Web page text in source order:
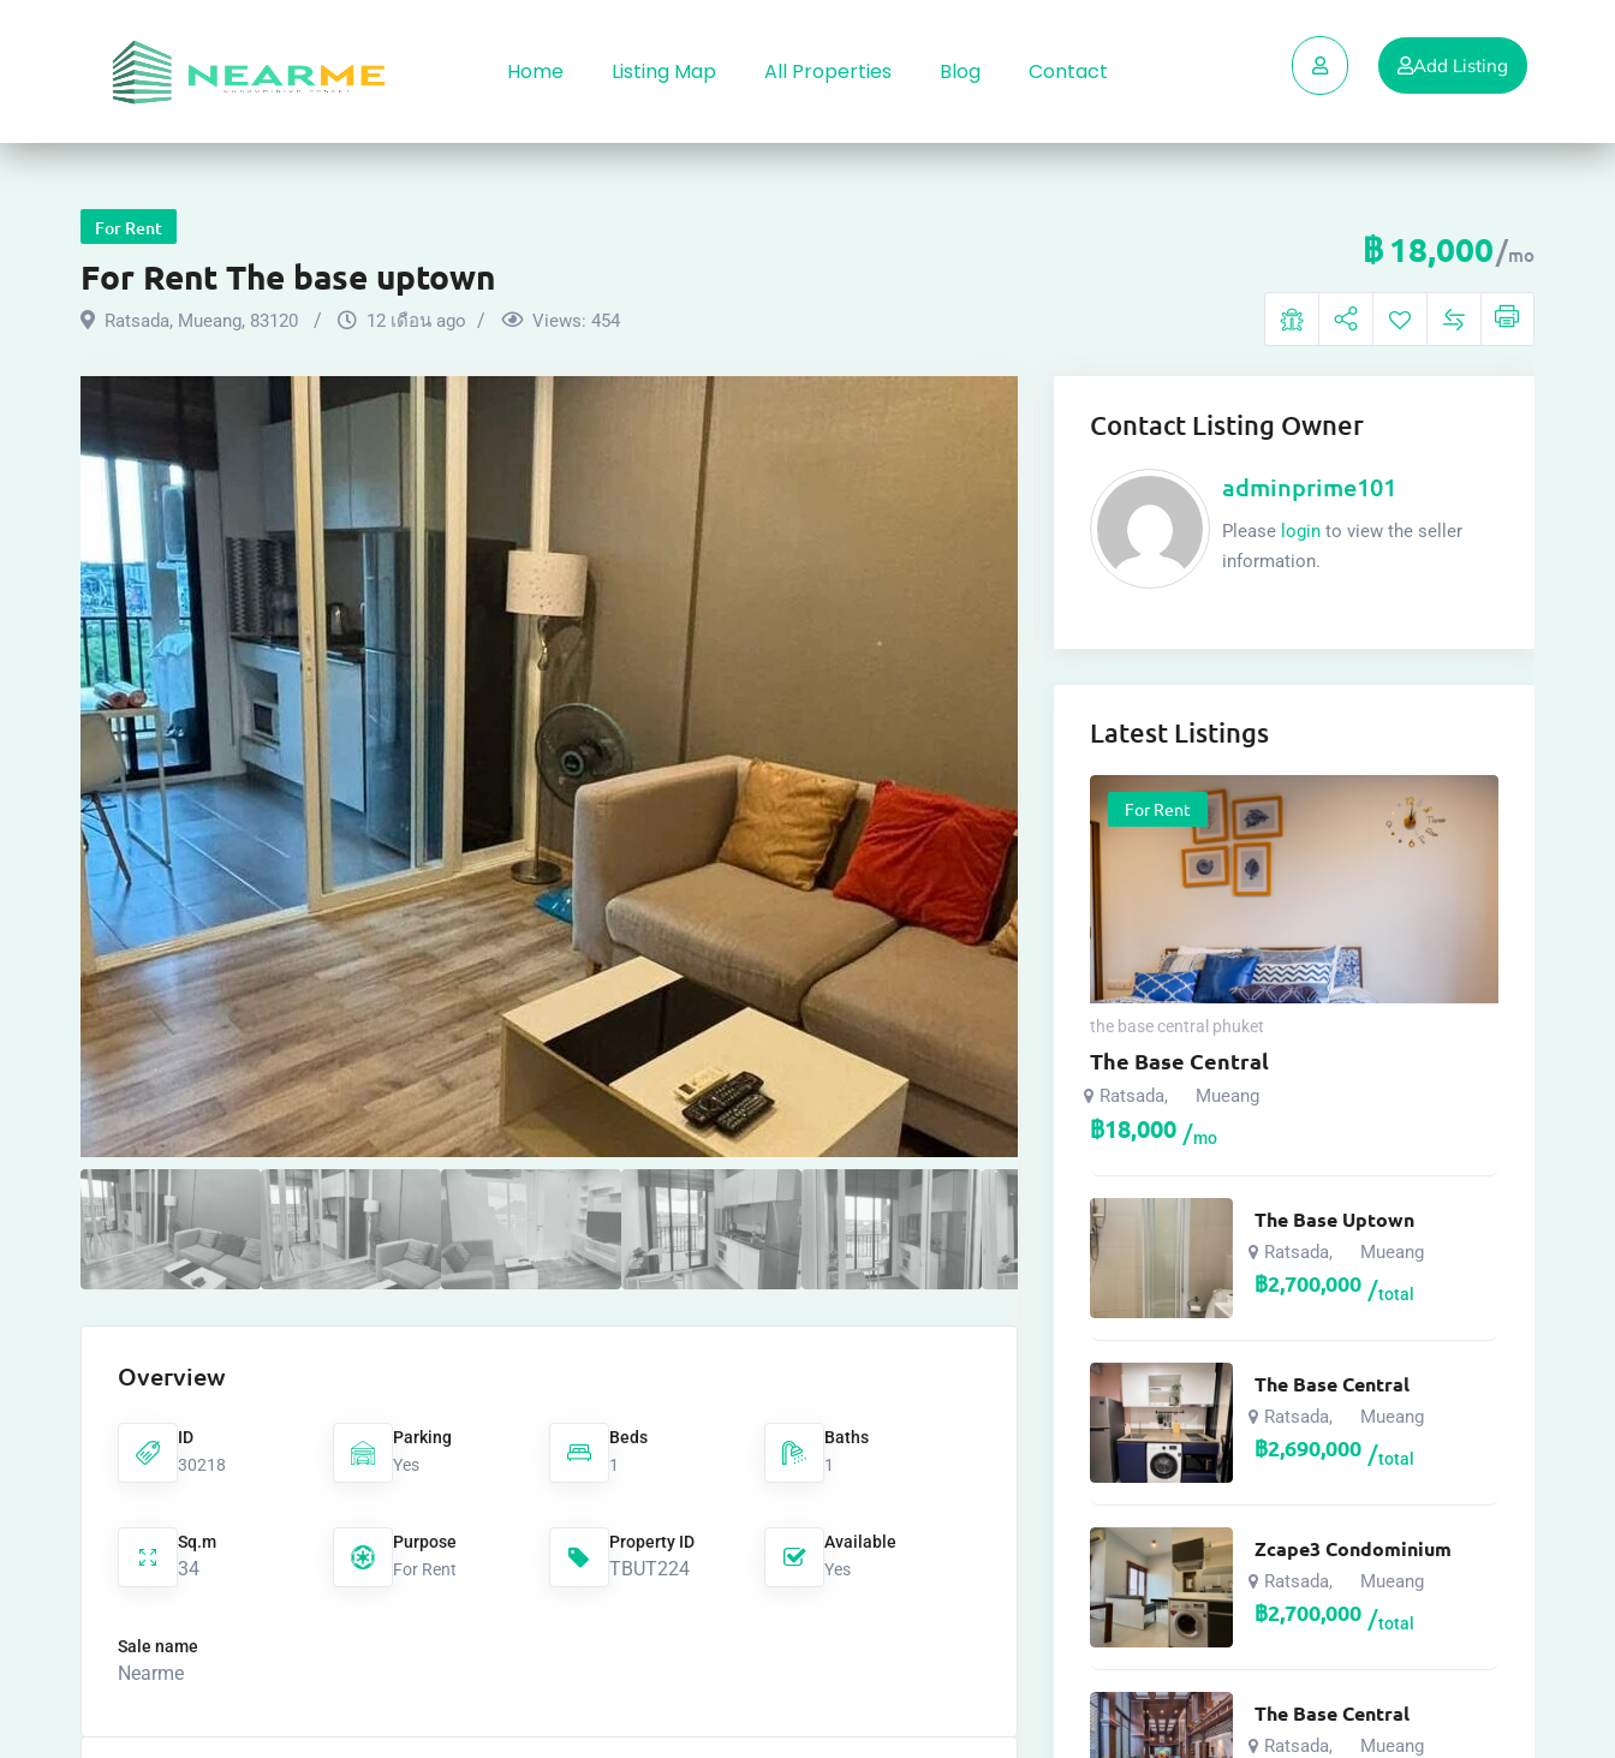
Home Listing Map All Properties Blog Contact Add Listing
For Rent
For Rent The base uptown
Ratsada, Mueang, 83120 12 เดือน ago Views: 454
฿ 18,000 mo
Overview
ID
30218
Parking
Yes
Beds
1
Baths
1
Sq.m
34
Purpose
For Rent
Property ID
TBUT224
Available
Yes
Sale name
Nearme
Contact Listing Owner
adminprime101
Please loginto view the seller
information.
Latest Listings
For Rent
the base central phuket
The Base Central
Ratsada, Mueang
฿18,000 mo
The Base Uptown
Ratsada, Mueang
฿2,700,000 total
The Base Central
Ratsada, Mueang
฿2,690,000 total
Zcape3 Condominium
Ratsada, Mueang
฿2,700,000 total
The Base Central
Ratsada, Mueang